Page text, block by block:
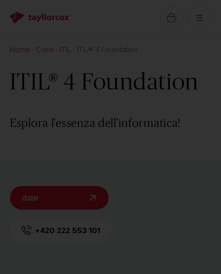
Home Corsi ITIL ITIL® 4 Foundation
ITIL® 4 Foundation
Esplora l'essenza dell'informatica!
date
+420 222 553 101